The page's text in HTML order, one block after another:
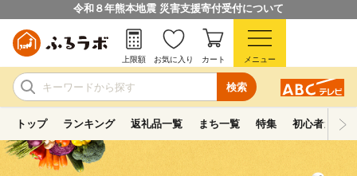
令和８年熊本地震 災害支援寄付受付について
検索
上限額 お気に入り カート メニュー
トップ ランキング 返礼品一覧 まち一覧 特集 初心者ガイド